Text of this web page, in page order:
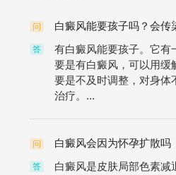
问 白癜风能要孩子吗？会传
答
有白癜风能要孩子。它有
要是有白癜风，可以用缓
要是不及时调整，对身体
治疗。...
问 白癜风会因为怀孕扩散吗
答
白癜风是皮肤局部色素减